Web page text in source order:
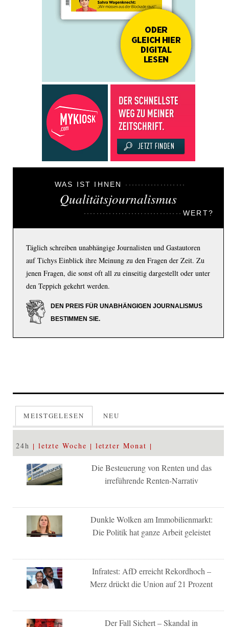
WAS IST IHNEN
Qualitätsjournalismus
WERT?
Täglich schreiben unabhängige Journalisten und Gastautoren
auf Tichys Einblick ihre Meinung zu den Fragen der Zeit. Zu
jenen Fragen, die sonst oft all zu einseitig dargestellt oder unter
den Teppich gekehrt werden.
DEN PREIS FÜR UNABHÄNGIGEN JOURNALISMUS
BESTIMMEN SIE.
MEISTGELESEN NEU
24h letzte Woche letzter Monat
Die Besteuerung von Renten und das
irreführende Renten-Narrativ
Dunkle Wolken am Immobilienmarkt:
Die Politik hat ganze Arbeit geleistet
Infratest: AfD erreicht Rekordhoch –
Merz drückt die Union auf 21 Prozent
Der Fall Sichert – Skandal in